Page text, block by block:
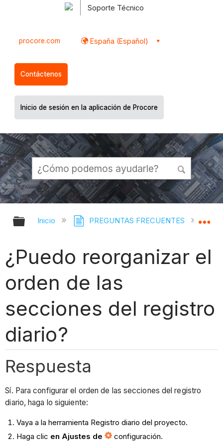
Soporte Técnico
procore.com España (Español)
Contáctenos
Inicio de sesión en la aplicación de Procore
Expandir/contraer jerarquía global
Inicio PREGUNTAS FRECUENTES
¿Puedo reorganizar el
orden de las
secciones del registro
diario?
Respuesta
Sí. Para configurar el orden de las secciones del registro
diario, haga lo siguiente:
Vaya a la herramienta Registro diario del proyecto.
Haga clic en Ajustes de
configuración.